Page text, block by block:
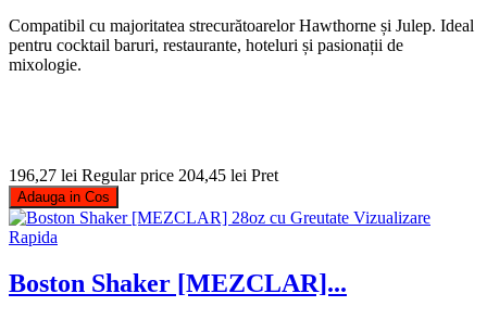
Compatibil cu majoritatea strecurătoarelor Hawthorne și Julep. Ideal
pentru cocktail baruri, restaurante, hoteluri și pasionații de
mixologie.
196,27 lei Regular price 204,45 lei Pret
Adauga in Cos
Vizualizare
Rapida
Boston Shaker [MEZCLAR]...